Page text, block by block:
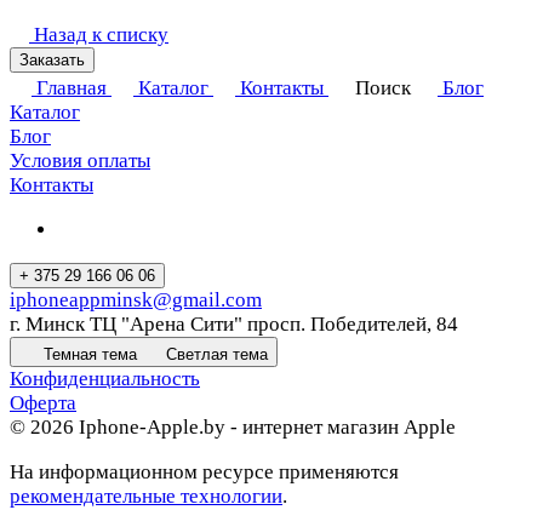
Назад к списку
Заказать
Главная Каталог Контакты Поиск
Блог
Каталог
Блог
Условия оплаты
Контакты
+ 375 29 166 06 06
iphoneappminsk@gmail.com
г. Минск ТЦ "Арена Сити" просп. Победителей, 84
Темная тема Светлая тема
Конфиденциальность
Оферта
© 2026 Iphone-Apple.by - интернет магазин Apple
На информационном ресурсе применяются
рекомендательные технологии.